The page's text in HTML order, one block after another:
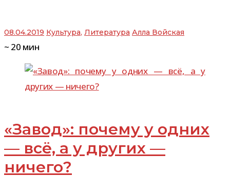
08.04.2019 Культура, Литература Алла Войская
~ 20 мин
«Завод»: почему у одних
— всё, а у других —
ничего?